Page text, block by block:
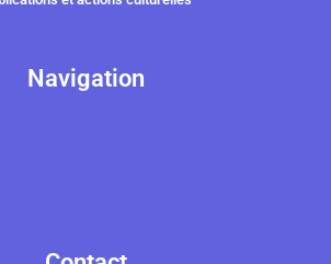
Navigation